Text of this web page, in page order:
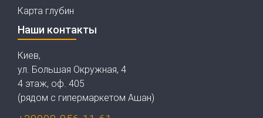
Карта глубин
Наши контакты
Киев,
ул. Большая Окружная, 4
4 этаж, оф. 405
(рядом с гипермаркетом Ашан)